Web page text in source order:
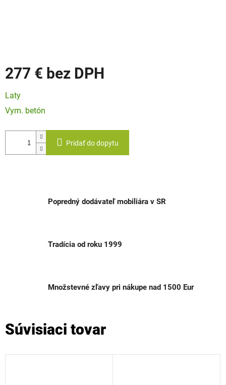
277 €
cena:
Laty
Vym. betón
Pridať do dopytu
Popredný dodávateľ mobiliára v SR
Tradícia od roku 1999
Množstevné zľavy pri nákupe nad 1500 Eur
Súvisiaci tovar